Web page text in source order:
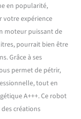
en popularité,
expérience
moteur puissant de
pourrait bien être
Grâce à ses
permet de pétrir,
tout en
A+++. Ce robot
créations